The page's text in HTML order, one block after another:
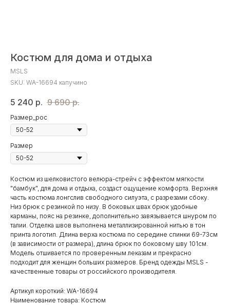
Костюм для дома и отдыха
MSLS
SKU: WA-16694 капучино
5 240 р. 9 690 р.
Размер_рос
Размер
Костюм из шелковистого велюра-стрейч с эффектом мягкости
"бамбук", для дома и отдыха, создаст ощущение комфорта. Верхняя
часть костюма лонгслив свободного силуэта, с разрезами сбоку.
Низ брюк с резинкой по низу. В боковых швах брюк удобные
карманы, пояс на резинке, дополнительно завязывается шнуром по
талии. Отделка швов выполнена металлизированной нитью в тон
принта логотип. Длина верха костюма по середине спинки 69-73см
(в зависимости от размера), длина брюк по боковому шву 101см.
Модель отшивается по проверенным леказам и прекрасно
подходит для женщин больших размеров. Бренд одежды MSLS -
качественные товары от российского производителя.
Артикул короткий: WA-16694
Наименование товара: Костюм